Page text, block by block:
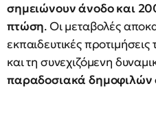
σημειώνουν άνοδο και
πτώση. Οι μεταβολές
εκπαιδευτικές
και τη συνεχιζόμενη
παραδοσιακά δημοφιλών